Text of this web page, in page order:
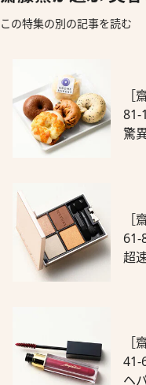
この特集の別の記事を読む
81-
驚
61-
超
41-
ヘ